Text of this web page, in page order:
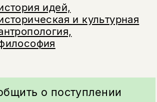
идей,
и культурная
о поступлении